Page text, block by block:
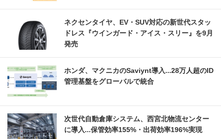
ネクセンタイヤ、EV・SUV対応の新世代スタッ
ドレス『ウインガード・アイス・スリー』を9月
発売
ホンダ、マクニカのSaviynt導入...28万人超のID
管理基盤をグローバルで統合
次世代自動倉庫システム、西宮北物流センター
に導入...保管効率155%・出荷効率196%実現